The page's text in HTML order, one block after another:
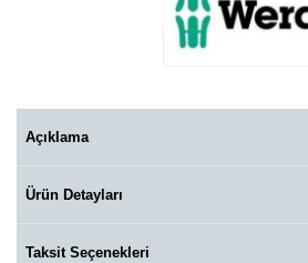
Açıklama
Ürün Detayları
Taksit Seçenekleri